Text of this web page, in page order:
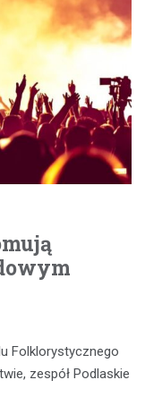
Folklorystycznego
zespół Podlaskie